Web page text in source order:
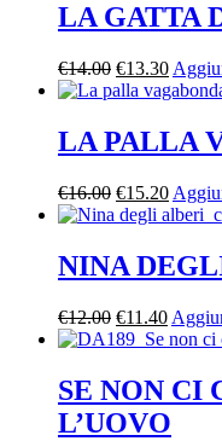
LA GATTA
€14.00 €13.30
LA PALLA
€16.00 €15.20
NINA
€12.00 €11.40
SE NON CI
L’UOVO